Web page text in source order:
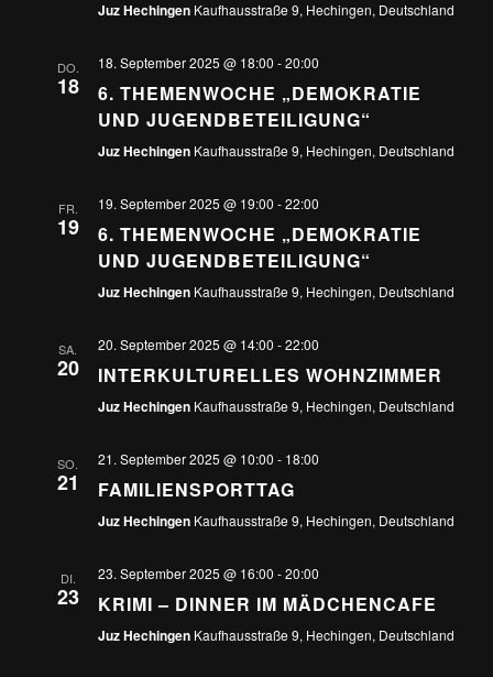
Juz Hechingen Kaufhausstraße 9, Hechingen, Deutschland
DO.
18
18. September 2025 @ 18:00 -20:00
6. THEMENWOCHE „DEMOKRATIE
UND JUGENDBETEILIGUNG“
Juz Hechingen Kaufhausstraße 9, Hechingen, Deutschland
FR.
19
19. September 2025 @ 19:00 -22:00
6. THEMENWOCHE „DEMOKRATIE
UND JUGENDBETEILIGUNG“
Juz Hechingen Kaufhausstraße 9, Hechingen, Deutschland
SA.
20
20. September 2025 @ 14:00 -22:00
INTERKULTURELLES WOHNZIMMER
Juz Hechingen Kaufhausstraße 9, Hechingen, Deutschland
SO.
21
21. September 2025 @ 10:00 - 18:00
FAMILIENSPORTTAG
Juz Hechingen Kaufhausstraße 9, Hechingen, Deutschland
DI.
23
23. September 2025 @ 16:00 -20:00
KRIMI – DINNER IM MÄDCHENCAFE
Juz Hechingen Kaufhausstraße 9, Hechingen, Deutschland